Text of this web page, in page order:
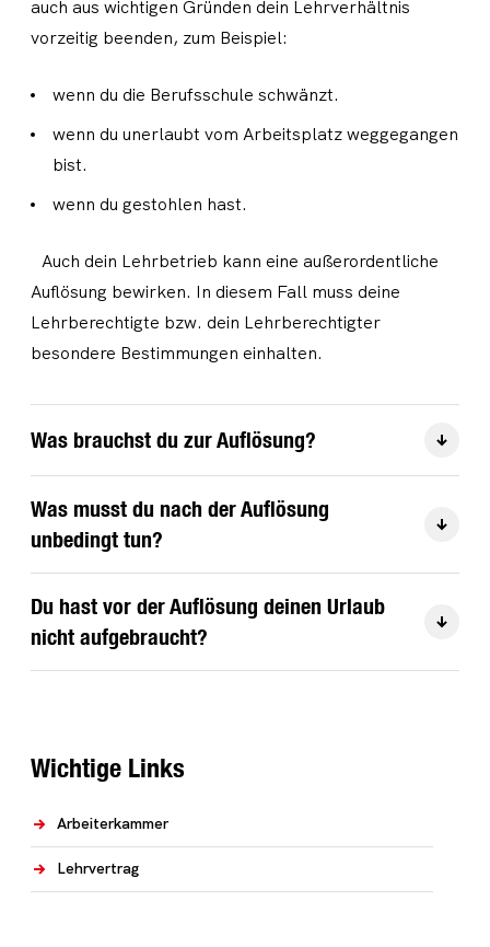
Wichtige Links
Arbeiterkammer
Lehrvertrag
auch aus wichtigen Gründen dein Lehrverhältnis
vorzeitig beenden, zum Beispiel:
wenn du die Berufsschule schwänzt.
wenn du unerlaubt vom Arbeitsplatz weggegangen
bist.
wenn du gestohlen hast.
Auch dein Lehrbetrieb kann eine außerordentliche
Auflösung bewirken. In diesem Fall muss deine
Lehrberechtigte bzw. dein Lehrberechtigter
besondere Bestimmungen einhalten.
Was brauchst du zur Auflösung?
Was musst du nach der Auflösung
unbedingt tun?
Du hast vor der Auflösung deinen Urlaub
nicht aufgebraucht?